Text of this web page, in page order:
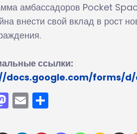
амбассадоров Pocket
внести свой вклад в рост
ссылки:
docs.google.com/forms/d/
Mastodon
Email